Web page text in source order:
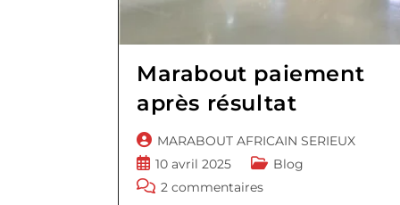
Marabout paiement
après résultat
Auteur/autrice
de
la
publication :
MARABOUT AFRICAIN SERIEUX
Publication
publiée :
10 avril 2025
Post
category:
Blog
Commentaires
2 commentaires